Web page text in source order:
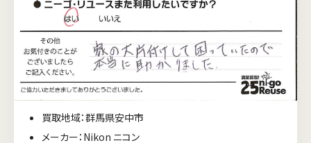
買取地域：群馬県安中市
メーカー：Nikon ニコン